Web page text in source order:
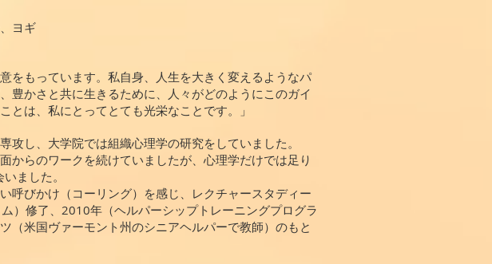
ヨギ
をもっています。私自身、人生を大きく変えるようなパ
豊かさと共に生きるために、人々がどのようにこのガイ
とは、私にとってとても光栄なことです。」
攻し、大学院では組織心理学の研究をしていました。
からのワークを続けていましたが、心理学だけでは足り
ました。
呼びかけ（コーリング）を感じ、レクチャースタディー
）修了、2010年（ヘルパーシップトレーニングプログラ
（米国ヴァーモント州のシニアヘルパーで教師）のもと